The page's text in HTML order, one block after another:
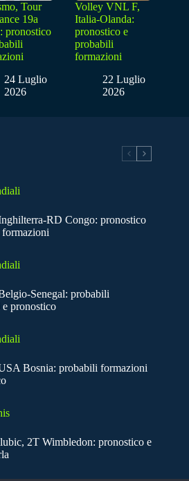
Tour
19a
pronostico
24 Luglio
2026
Volley VNL F,
Italia-Olanda:
pronostico e
probabili
formazioni
22 Luglio
2026
RD Congo: pronostico
Senegal: probabili
pronostico
Bosnia: probabili formazioni
2T Wimbledon: pronostico e